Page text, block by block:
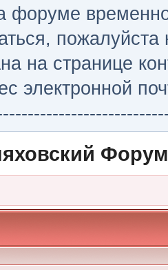
форуме
на странице
электронной
Форум